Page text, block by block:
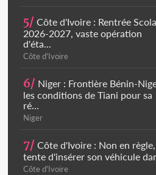
5/ Côte d'Ivoire : Rentrée
2026-2027, vaste opération
d'éta...
Côte d'Ivoire
6/ Niger : Frontière Bénin-
les conditions de Tiani pour sa
ré...
Niger
7/ Côte d'Ivoire : Non en
tente d'insérer son véhicule
Côte d'Ivoire